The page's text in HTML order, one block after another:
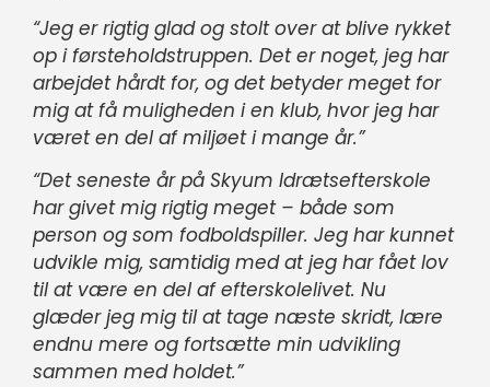
“Jeg er rigtig glad og stolt over at blive rykket
op i førsteholdstruppen. Det er noget, jeg har
arbejdet hårdt for, og det betyder meget for
mig at få muligheden i en klub, hvor jeg har
været en del af miljøet i mange år.”
“Det seneste år på Skyum Idrætsefterskole
har givet mig rigtig meget – både som
person og som fodboldspiller. Jeg har kunnet
udvikle mig, samtidig med at jeg har fået lov
til at være en del af efterskolelivet. Nu
glæder jeg mig til at tage næste skridt, lære
endnu mere og fortsætte min udvikling
sammen med holdet.”